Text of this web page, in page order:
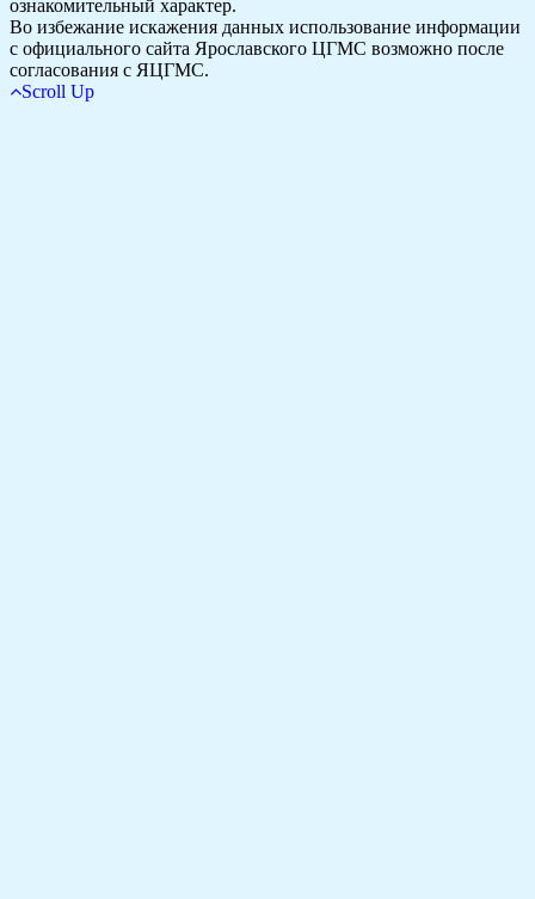
ознакомительный характер.
Во избежание искажения данных использование информации
с официального сайта Ярославского ЦГМС возможно после
согласования с ЯЦГМС.
Scroll Up